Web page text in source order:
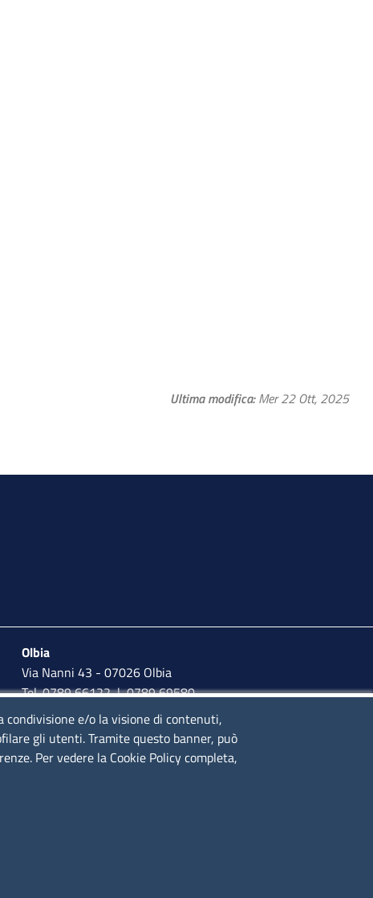
Ultima modifica Mer 22 Ott, 2025
Olbia
Via Nanni 43 - 07026 Olbia
Tel. 0789 66122 | 0789 69580
mail:ufficio.olbia@ss.camcom.it
lunedì al venerdì: 9,00 - 12,00; lunedì pomeriggio: 16,00 -
17,00
e/o la visione di contenuti,
gli utenti. Tramite questo banner, può
Per vedere la Cookie Policy completa,